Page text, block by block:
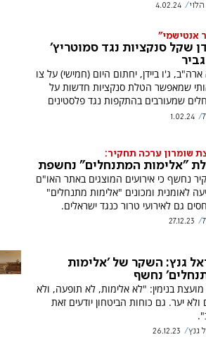
4.02.24
אנטישמי"
שקל סנקציות נגד סמוטריץ'
ארה"ב, ג'ו ביידן, יחתום היום (חמישי) על צו
שמאפשר הטלת סנקציות חדשות על
שמעורבים בהתקפות נגד פלסטינים
1.02.24
שומרון ערכה תחקיר:
"אלימות המתנחלים" נחשפת
נחשף כי אירועים המוצגים באתר האו"ם
לאומנית ומכונים "אלימות מתנחלים"
גם לאירועי טרור כנגד ישראלים.
27.12.23
גנץ: השקר של 'אלימות
נחשף
בנימין: "לא אלימות, לא תופעה, ולא
ולא יער. גם כוחות הביטחון יודעים זאת
גנץ 26.12.23